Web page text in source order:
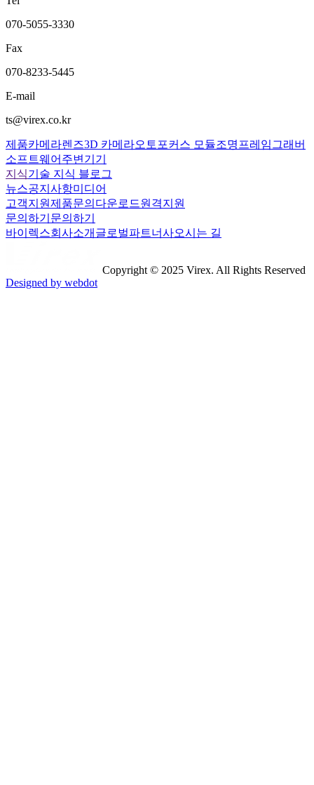
070-5055-3330
Fax
070-8233-5445
E-mail
ts@virex.co.kr
제품카메라렌즈3D 카메라오토포커스 모듈조명 프레임그래버
소프트웨어 주변기기
지식기술 지식 블로그
뉴스공지사항미디어
고객지원제품문의 다운로드원격지원
문의하기 문의하기
바이렉스회사소개 글로벌파트너사오시는 길
Copyright © 2025 Virex. All Rights Reserved
Designed by webdot